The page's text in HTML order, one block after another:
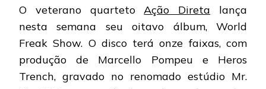
CD
E
E
O veterano quartetoAção Direta lança
nesta semana seu oitavo álbum, World
Freak Show. O disco terá onze faixas, com
produção de Marcello Pompeu e Heros
Trench, gravado no renomado estúdio Mr.